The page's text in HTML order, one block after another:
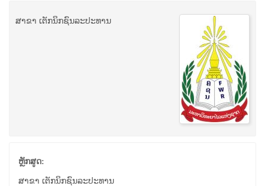
ສາຂາ ເຕັກນິກຊົນລະປະທານ
ຫຼັກສູດ:
ສາຂາ ເຕັກນິກຊົນລະປະທານ